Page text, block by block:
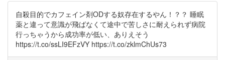
自殺目的でカフェイン剤ODする奴存在するやん！？？ 睡眠
薬と違って意識が飛ばなくて途中で苦しさに耐えられず病院
行っちゃうから成功率が低い、ありえそう
https://t.co/ssLI9EFzVY https://t.co/zklmChUs73